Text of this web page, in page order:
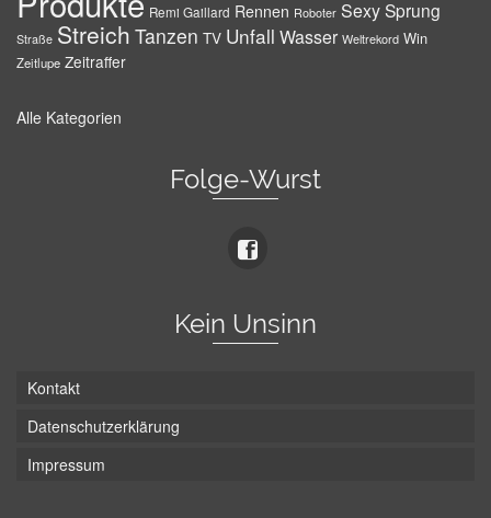
Remi Gaillard Rennen Roboter SexySprung
Straße Streich Tanzen TV Unfall Wasser Weltrekord Win
Zeitlupe Zeitraffer
Alle Kategorien
Folge-Wurst
Kein Unsinn
Kontakt
Datenschutzerklärung
Impressum